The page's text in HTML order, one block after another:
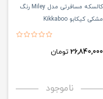
کالسکه مسافرتی مدل Miley رنگ
مشکی کیکابو Kikkaboo
26,840,000 تومان
ناموجود